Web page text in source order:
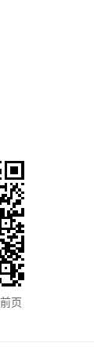
页